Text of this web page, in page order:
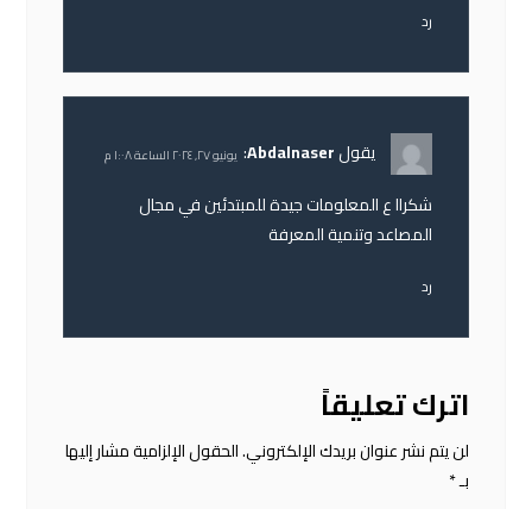
رد
يقولAbdalnaser
: يونيو ٢٧, ٢٠٢٤ الساعة ١:٠٨ م
شكراا ع المعلومات جيدة للمبتدئين في مجال
المصاعد وتنمية المعرفة
رد
اترك تعليقاً
لن يتم نشر عنوان بريدك الإلكتروني.الحقول الإلزامية مشار إليها
بـ*